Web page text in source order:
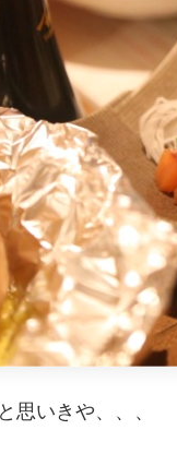
思いきや、、、